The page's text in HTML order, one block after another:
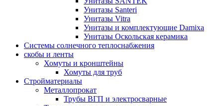
Унитазы Santeri
Унитазы Vitra
Унитазы и комплектующие Damixa
Унитазы Оскольская керамика
Системы солнечного теплоснабжения
скобы и ленты
Хомуты и кронштейны
Хомуты для труб
Стройматериалы
Металлопрокат
Трубы ВГП и электросварные